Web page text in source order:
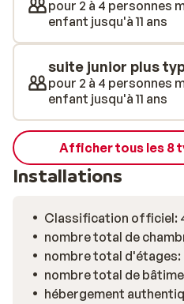
pour 2 à 4 personnes
enfant jusqu'à 11 ans
suite junior plus
pour 2 à 4 personnes
enfant jusqu'à 11 ans
Afficher tous les 8
Installations
Classification officiel:
nombre total de
nombre total d'étages:
nombre total de
hébergement